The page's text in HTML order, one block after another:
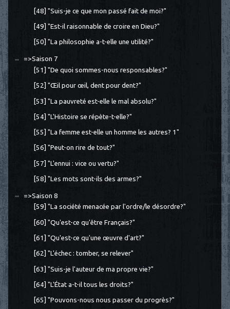
[48] "Suis-je ce que mon passé fait de moi?"
[49] "Est-il raisonnable de croire en Dieu?"
[50] "La philosophie a-t-elle une utilité?"
=>Saison 7
[51] "De quoi sommes-nous responsables?"
[52] "Œil pour œil, dent pour dent?"
[53] "La pauvreté est-elle le mal absolu?"
[54] "L'Histoire se répète-t-elle?"
[55] "La femme est-elle un homme les autres? 1"
[56] "Peut-on rire de tout?"
[57] "L'ennui : vice ou vertu?"
[58] "Les mots sont-ils des armes?"
=>Saison 8
[59] "La société menacée par l'ordre/le désordre?"
[60] "Qu'est-ce qu'être Français?"
[61] "Qu'est-ce qu'une œuvre d'art?"
[62] "L'échec : tomber, se relever"
[63] "Suis-je l'auteur de ma propre vie?"
[64] "L'État a-t-il tous les droits?"
[65] "Pouvons-nous nous passer du progrès?"